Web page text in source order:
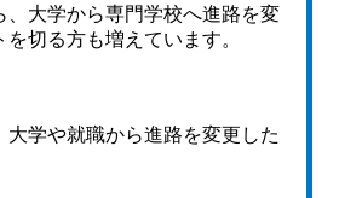
、大学から専門学校へ進路を変
切る方も増えています。
大学や就職から進路を変更した